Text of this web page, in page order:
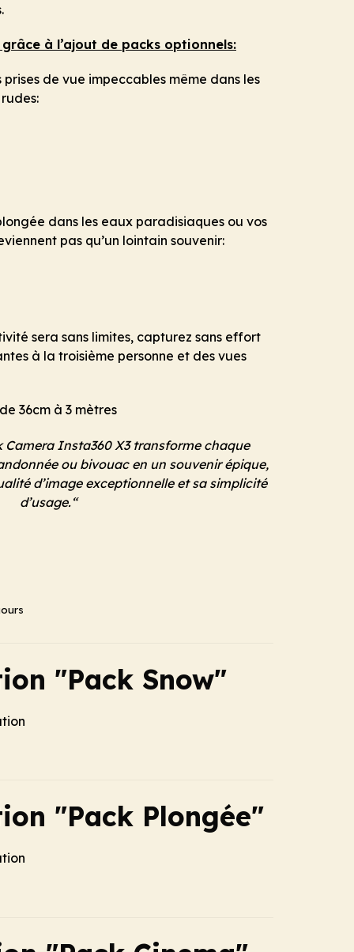
à l’ajout de packs optionnels:
prises de vue impeccables même dans les
dans les eaux paradisiaques ou vos
pas qu’un lointain souvenir:
sera sans limites, capturez sans effort
à la troisième personne et des vues
36cm à 3 mètres
Camera Insta360 X3 transforme chaque
ou bivouac en un souvenir épique,
d’image exceptionnelle et sa simplicité
d’usage.“
"Pack Snow"
"Pack Plongée"